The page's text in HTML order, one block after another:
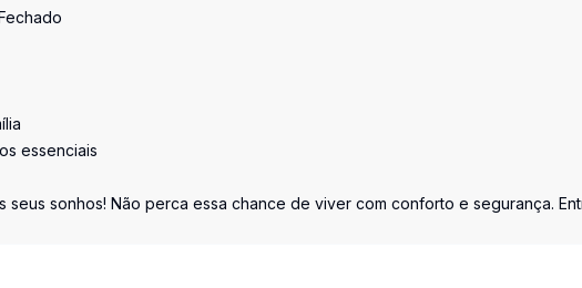
essenciais
seus sonhos! Não perca essa chance de viver com conforto e segurança.